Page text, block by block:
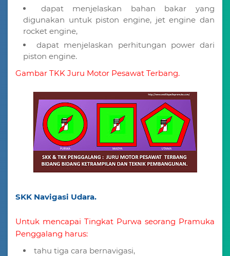
dapat menjelaskan bahan bakar yang
digunakan untuk piston engine, jet engine dan
rocket engine,
dapat menjelaskan perhitungan power dari
piston engine.
Gambar TKK Juru Motor Pesawat Terbang.
SKK Navigasi Udara.
Untuk mencapai Tingkat Purwa seorang Pramuka
Penggalang harus:
tahu tiga cara bernavigasi,